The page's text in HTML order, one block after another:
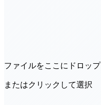
ファイルをここにドロップ
またはクリックして選択